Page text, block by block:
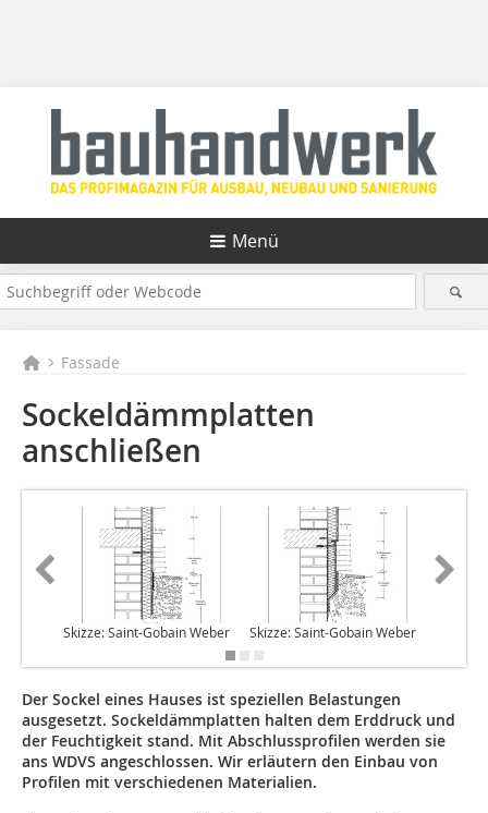
Menü
Fassade
Sockeldämmplatten
anschließen
Skizze: Saint-Gobain Weber Skizze: Saint-Gobain Weber
Der Sockel eines Hauses ist speziellen Belastungen
ausgesetzt. Sockeldämmplatten halten dem Erddruck und
der Feuchtigkeit stand. Mit Abschlussprofilen werden sie
ans WDVS angeschlossen. Wir erläutern den Einbau von
Profilen mit verschiedenen Materialien.